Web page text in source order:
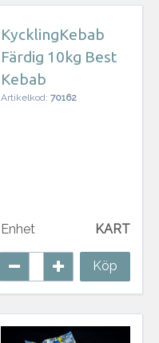
KycklingKebab
Färdig 10kg Best
Kebab
Artikelkod: 70162
Enhet KART
Köp